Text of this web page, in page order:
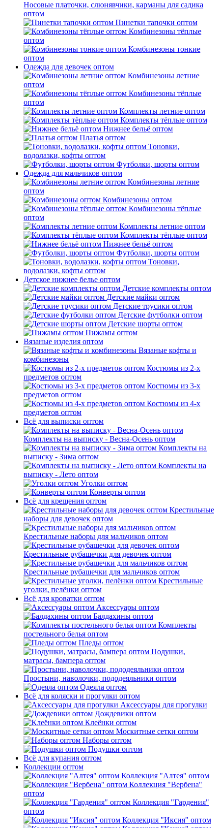
Носовые платочки, слюнявчики, карманы для садика
оптом
Пинетки тапочки оптом
Комбинезоны тёплые
оптом
Комбинезоны тонкие
оптом
Одежда для девочек оптом
Комбинезоны летние
оптом
Комбинезоны тёплые
оптом
Комплекты летние оптом
Комплекты тёплые оптом
Нижнее бельё оптом
Платья оптом
Тоновки,
водолазки, кофты оптом
Футболки, шорты оптом
Одежда для мальчиков оптом
Комбинезоны летние
оптом
Комбинезоны оптом
Комбинезоны тёплые
оптом
Комплекты летние оптом
Комплекты тёплые оптом
Нижнее бельё оптом
Футболки, шорты оптом
Тоновки,
водолазки, кофты оптом
Детское нижнее белье оптом
Детские комплекты оптом
Детские майки оптом
Детские трусики оптом
Детские футболки оптом
Детские шорты оптом
Пижамы оптом
Вязаные изделия оптом
Вязаные кофты и
комбинезоны
Костюмы из 2-х
предметов оптом
Костюмы из 3-х
предметов оптом
Костюмы из 4-х
предметов оптом
Всё для выписки оптом
Комплекты на выписку - Весна-Осень оптом
Комплекты на
выписку - Зима оптом
Комплекты на
выписку - Лето оптом
Уголки оптом
Конверты оптом
Всё для крещения оптом
Крестильные
наборы для девочек оптом
Крестильные наборы для мальчиков оптом
Крестильные рубашечки для девочек оптом
Крестильные рубашечки для мальчиков оптом
Крестильные
уголки, пелёнки оптом
Всё для кроватки оптом
Аксессуары оптом
Балдахины оптом
Комплекты
постельного белья оптом
Пледы оптом
Подушки,
матрасы, бампера оптом
Простыни, наволочки, пододеяльники оптом
Одеяла оптом
Всё для коляски и прогулки оптом
Аксессуары для прогулки
Дождевики оптом
Клеёнки оптом
Москитные сетки оптом
Наборы оптом
Подушки оптом
Всё для купания оптом
Коллекции оптом
Коллекция "Алтея" оптом
Коллекция "Вербена"
оптом
Коллекция "Гардения"
оптом
Коллекция "Иксия" оптом